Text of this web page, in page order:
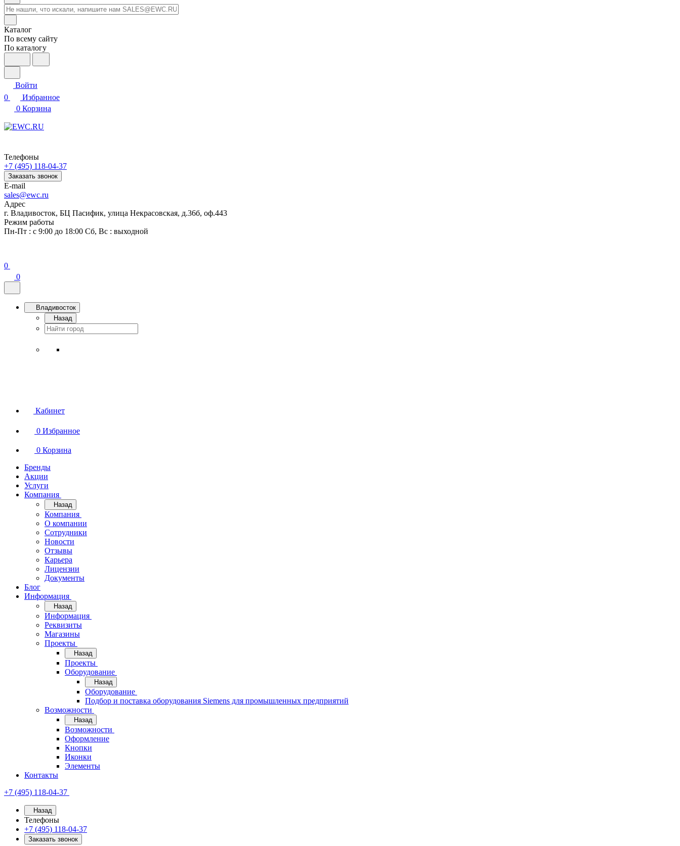
Каталог
По всему сайту
По каталогу
Войти
0
Избранное
0 Корзина
Телефоны
+7 (495) 118-04-37
Заказать звонок
E-mail
sales@ewc.ru
Адрес
г. Владивосток, БЦ Пасифик, улица Некрасовская, д.36б, оф.443
Режим работы
Пн-Пт : с 9:00 до 18:00 Сб, Вс : выходной
0
0
Владивосток
Назад
Кабинет
0 Избранное
0 Корзина
Бренды
Акции
Услуги
Компания
Назад
Компания
О компании
Сотрудники
Новости
Отзывы
Карьера
Лицензии
Документы
Блог
Информация
Назад
Информация
Реквизиты
Магазины
Проекты
Назад
Проекты
Оборудование
Назад
Оборудование
Подбор и поставка оборудования Siemens для промышленных предприятий
Возможности
Назад
Возможности
Оформление
Кнопки
Иконки
Элементы
Контакты
+7 (495) 118-04-37
Назад
Телефоны
+7 (495) 118-04-37
Заказать звонок